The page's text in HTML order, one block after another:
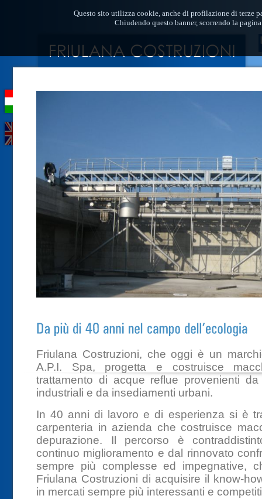
Friulana Costruzioni, che oggi è un
A.P.I. Spa, progetta e costruisce
trattamento di acque reflue provenienti
industriali e da insediamenti urbani.
In 40 anni di lavoro e di esperienza si è
carpenteria in azienda che costruisce
depurazione. Il percorso è
continuo miglioramento e dal rinnovato
sempre più complesse ed impegnative,
Friulana Costruzioni di acquisire il know-
in mercati sempre più interessanti e
Questo sito utilizza cookie, anche di profilazione di terze
Chiudendo questo banner, scorrendo la